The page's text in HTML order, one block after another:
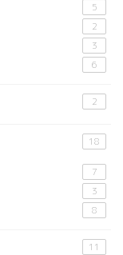
5
2
3
6
2
18
7
3
8
11